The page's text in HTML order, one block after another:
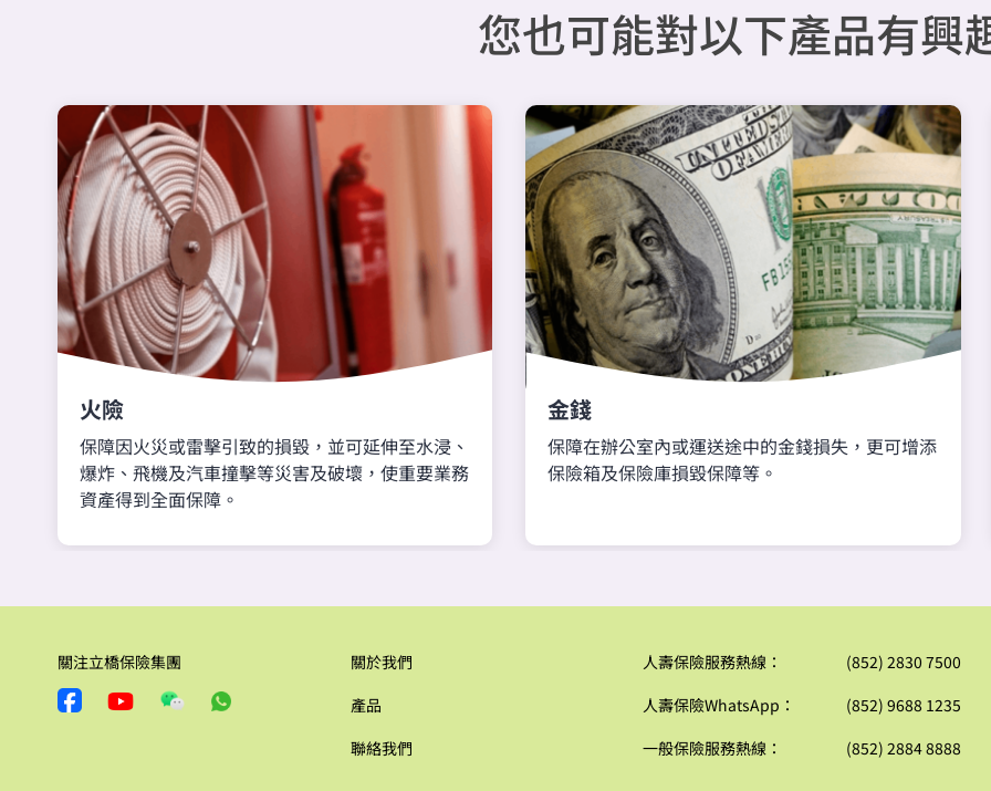
您也可能對以下產品有興
火險
保障因火災或雷擊引致的損毀，並可延伸至水浸、
爆炸、飛機及汽車撞擊等災害及破壞，使重要業務
資產得到全面保障。
金錢
保障在辦公室內或運送途中的金錢損失，更可增添
保險箱及保險庫損毀保障等。
關注立橋保險集團
關於我們
產品
聯絡我們
人壽保險服務熱線：
(852) 2830 7500
人壽保險WhatsApp：
(852) 9688 1235
一般保險服務熱線：
(852) 2884 8888